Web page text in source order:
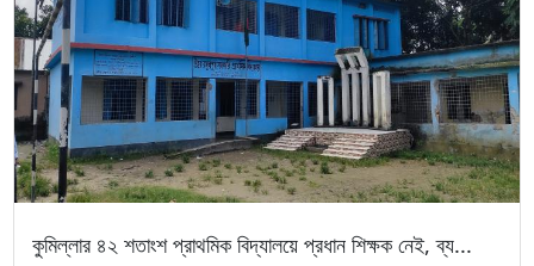
কুমিল্লার ৪২ শতাংশ প্রাথমিক বিদ্যালয়ে প্রধান শিক্ষক নেই, ব্য...